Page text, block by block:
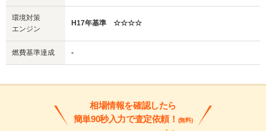
環境対策
エンジン
H17年基準 ☆☆☆☆
燃費基準達成 -
相場情報を確認したら
簡単90秒入力で査定依頼！ (無料)